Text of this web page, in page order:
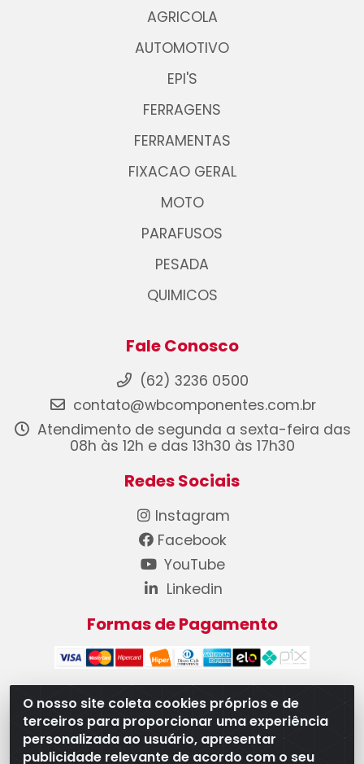
O nosso site coleta cookies próprios e de
terceiros para proporcionar uma experiência
personalizada ao usuário, apresentar
publicidade relevante de acordo com o seu
AGRICOLA
AUTOMOTIVO
EPI'S
FERRAGENS
FERRAMENTAS
FIXACAO GERAL
MOTO
PARAFUSOS
PESADA
QUIMICOS
Fale Conosco
(62) 3236 0500
contato@wbcomponentes.com.br
Atendimento de segunda a sexta-feira das
08h às 12h e das 13h30 às 17h30
Redes Sociais
Instagram
Facebook
YouTube
Linkedin
Formas de Pagamento
WB Componentes Automotivos LTDA - CNPJ
08.528.393/0001-12 - Rua do Níquel, 667 - Parque
Oeste Industrial, Goiânia/GO - CEP 74375-660